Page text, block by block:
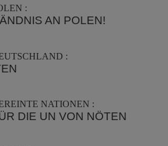
:
AN POLEN!
:
NATIONEN :
DIE UN VON NÖTEN